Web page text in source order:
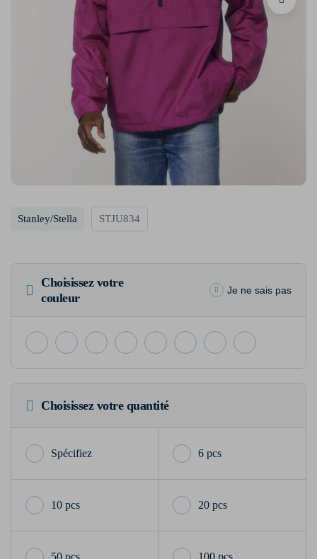
Stanley/Stella STJU834
Choisissez votre
couleur
Je ne sais pas
Choisissez votre quantité
6 pcs
10 pcs 20 pcs
50 pcs 100 pcs